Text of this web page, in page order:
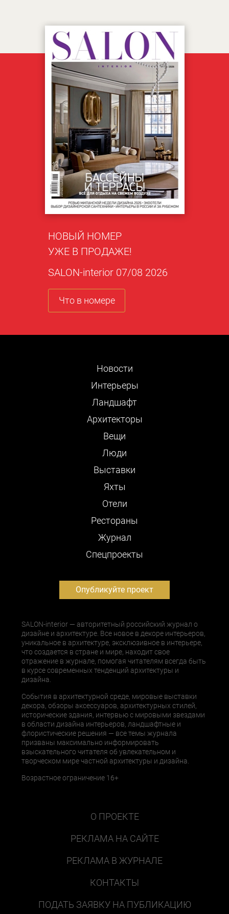
НОВЫЙ НОМЕР
УЖЕ В ПРОДАЖЕ!
SALON-interior 07/08 2026
Что в номере
Новости
Интерьеры
Ландшафт
Архитекторы
Вещи
Люди
Выставки
Яхты
Отели
Рестораны
Журнал
Cпецпроекты
Опубликуйте проект
SALON-interior — авторитетный российский журнал о
дизайне и архитектуре. Все новое в декоре интерьеров,
уникальное в архитектуре, эксклюзивное в интерьере,
что создается в стране и мире, находит свое
отражение в журнале, помогая читателям всегда быть
в курсе современных тенденций архитектуры и
дизайна.
События в архитектурной среде, мировые выставки
декора, обзоры аксессуаров, архитектурных стилей,
исторические здания, интервью с мировыми звездами
в области дизайна интерьеров, ландшафтные и
флористические решения — все темы журнала
призваны максимально информировать
взыскательного читателя об увлекательном и
творческом мире частной архитектуры и дизайна.
Возрастное ограничение 16+
О ПРОЕКТЕ
РЕКЛАМА НА САЙТЕ
РЕКЛАМА В ЖУРНАЛЕ
КОНТАКТЫ
ПОДАТЬ ЗАЯВКУ НА ПУБЛИКАЦИЮ